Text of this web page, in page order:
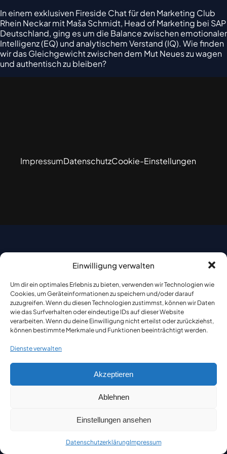
Einwilligung verwalten
Um dir ein optimales Erlebnis zu bieten, verwenden wir Technologien wie
Cookies, um Geräteinformationen zu speichern und/oder darauf
zuzugreifen. Wenn du diesen Technologien zustimmst, können wir Daten
wie das Surfverhalten oder eindeutige IDs auf dieser Website
verarbeiten. Wenn du deine Einwilligung nicht erteilst oder zurückziehst,
können bestimmte Merkmale und Funktionen beeinträchtigt werden.
Dienste verwalten
Akzeptieren
Ablehnen
Einstellungen ansehen
DatenschutzerklärungImpressum
In einem exklusiven Fireside Chat für den Marketing Club
Rhein Neckar mit Maša Schmidt, Head of Marketing bei SAP
Deutschland, ging es um die Balance zwischen emotionaler
Intelligenz (EQ) und analytischem Verstand (IQ). Wie finden
wir das Gleichgewicht zwischen dem Mut Neues zu wagen
und authentisch zu bleiben?
ImpressumDatenschutzCookie-Einstellungen